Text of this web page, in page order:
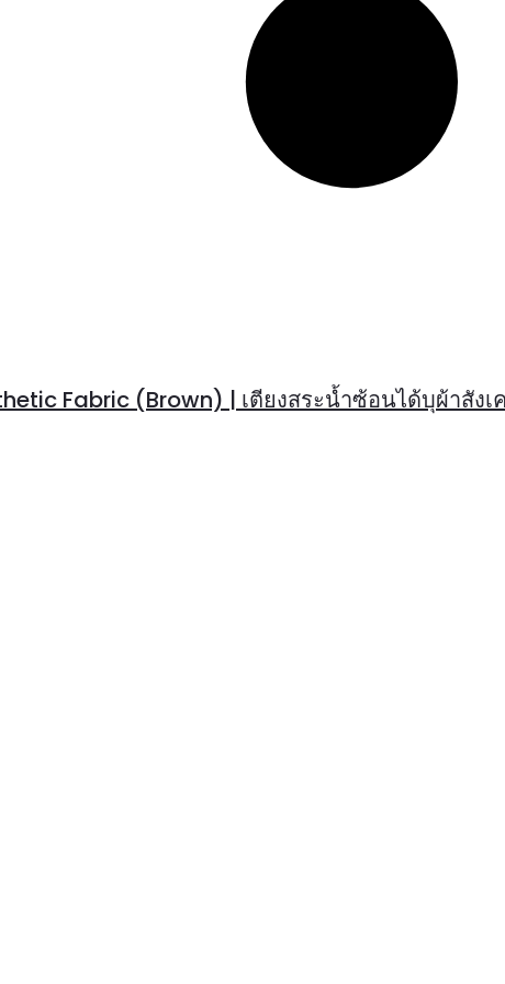
Fabric (Brown) | เตียงสระน้ำซ้อนได้บุผ้าสังเ